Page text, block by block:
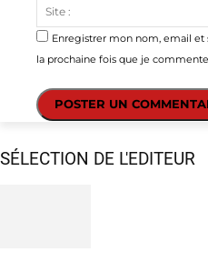
Enregistrer mon nom, email et
la prochaine fois que je
SÉLECTION DE L'EDITEUR